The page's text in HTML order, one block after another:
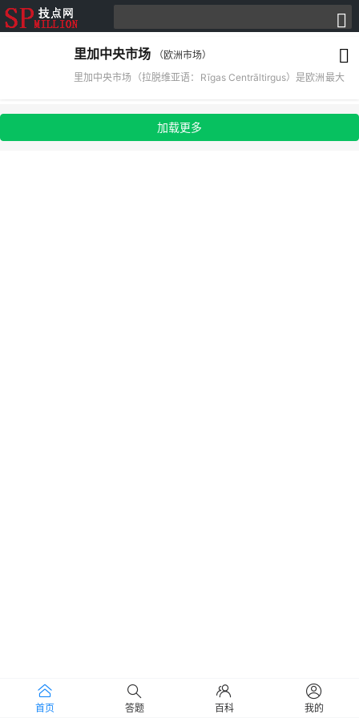
里加中央市场 （欧洲市场）
里加中央市场（拉脱维亚语：Rīgas Centrāltirgus）是欧洲最大
维亚最著名的建筑之一，也被列入世界文化遗产名单。市场自
1922年开始计划建造，修建于1924年至1930年期间。
加载更多
首页 答题 百科 我的